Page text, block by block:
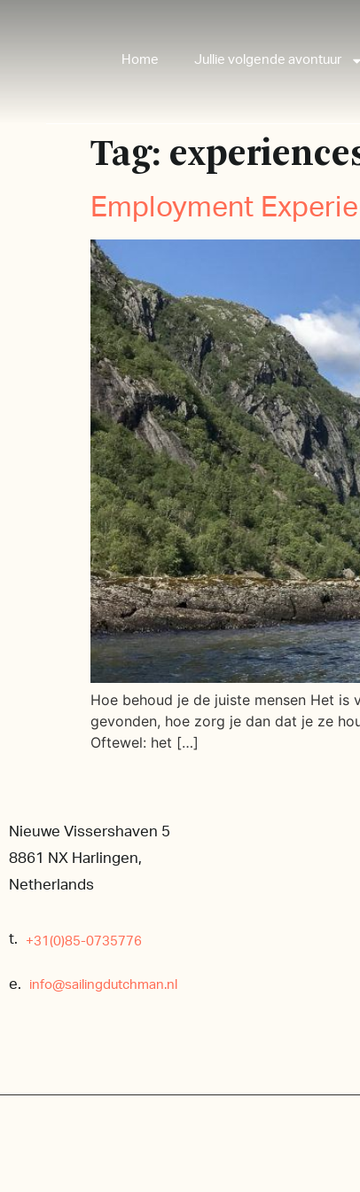
Home Jullie volgende avontuur
Tag:
Employment
Hoe behoud je de juiste mensen Het is
gevonden, hoe zorg je dan dat je ze
Oftewel: het […]
Nieuwe Vissershaven 5
8861 NX Harlingen,
Netherlands
t. +31(0)85-0735776
e. info@sailingdutchman.nl